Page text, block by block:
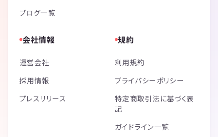
ブログ一覧
会社情報
運営会社
採用情報
プレスリリース
規約
利用規約
プライバシーポリシー
特定商取引法に基づく表
記
ガイドライン一覧